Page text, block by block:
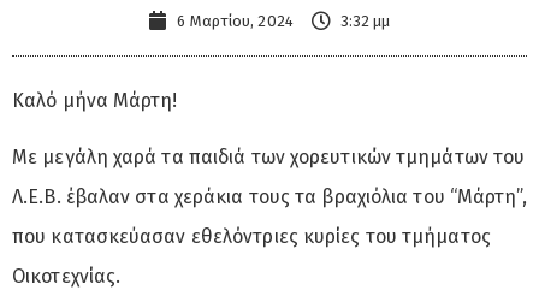
6 Μαρτίου, 2024 3:32 μμ
Καλό μήνα Μάρτη!
Με μεγάλη χαρά τα παιδιά των χορευτικών τμημάτων του
Λ.Ε.Β. έβαλαν στα χεράκια τους τα βραχιόλια του “Μάρτη”,
που κατασκεύασαν εθελόντριες κυρίες του τμήματος
Οικοτεχνίας.